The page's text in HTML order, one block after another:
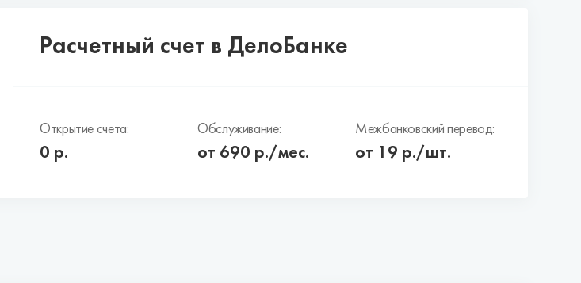
Расчетный счет в ДелоБанке
Открытие счета:
0 р.
Обслуживание:
от 690 р./мес.
Межбанковский перевод:
от 19 р./шт.